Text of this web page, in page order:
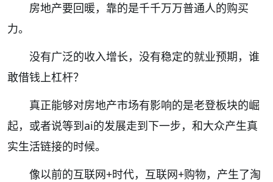
房地产要回暖，靠的是千千万万普通人的购买
力。
没有广泛的收入增长，没有稳定的就业预期，谁
敢借钱上杠杆？
真正能够对房地产市场有影响的是老登板块的崛
起，或者说等到ai的发展走到下一步，和大众产生真
实生活链接的时候。
像以前的互联网+时代，互联网+购物，产生了淘